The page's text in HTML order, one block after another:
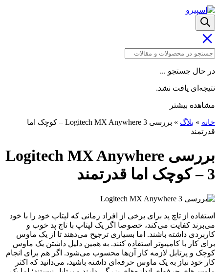
در حال جستجو ...
نتیجه‌ای یافت نشد.
مشاهده بیشتر
خانه » بلاگ »
بررسی Logitech MX Anywhere 3 – کوچک اما
قدرتمند
بررسی Logitech MX Anywhere
3 – کوچک اما قدرتمند
استفاده از تاچ پد برای برخی از افراد زمانی که لپتاپ خود را با خود
می‌برند کفایت می‌کند، خصوصا اگر یک لپتاپ با تاچ پد خوب و
کاربردی داشته باشند. اما بسیاری ترجیح می‌‌دهند تا از یک ماوس
برای کار با کامپیوتر استفاده کنند. به همین دلیل داشتن یک ماوس
کوچک و پرتابل لازمه کار آن‌ها محسوب می‌شود. اگر هم برای انجام
کار خود نیاز به یک ماوس حرفه‌ای داشته باشید، می‌دانید که اکثر